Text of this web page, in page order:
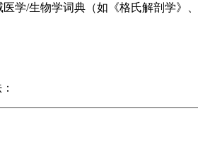
学/生物学词典（如《格氏解剖学